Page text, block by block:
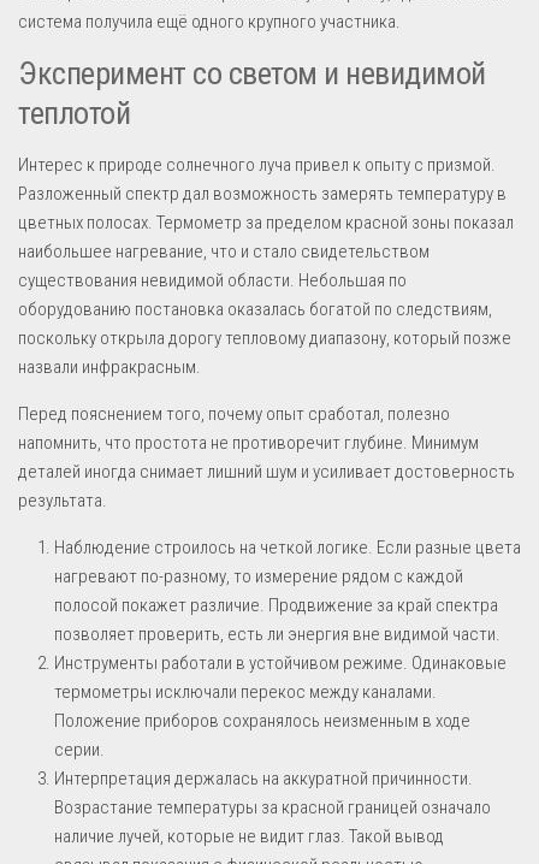
система получила ещё одного крупного участника.
Эксперимент со светом и невидимой
теплотой
Интерес к природе солнечного луча привел к опыту с призмой.
Разложенный спектр дал возможность замерять температуру в
цветных полосах. Термометр за пределом красной зоны показал
наибольшее нагревание, что и стало свидетельством
существования невидимой области. Небольшая по
оборудованию постановка оказалась богатой по следствиям,
поскольку открыла дорогу тепловому диапазону, который позже
назвали инфракрасным.
Перед пояснением того, почему опыт сработал, полезно
напомнить, что простота не противоречит глубине. Минимум
деталей иногда снимает лишний шум и усиливает достоверность
результата.
Наблюдение строилось на четкой логике. Если разные цвета
нагревают по-разному, то измерение рядом с каждой
полосой покажет различие. Продвижение за край спектра
позволяет проверить, есть ли энергия вне видимой части.
Инструменты работали в устойчивом режиме. Одинаковые
термометры исключали перекос между каналами.
Положение приборов сохранялось неизменным в ходе
серии.
Интерпретация держалась на аккуратной причинности.
Возрастание температуры за красной границей означало
наличие лучей, которые не видит глаз. Такой вывод